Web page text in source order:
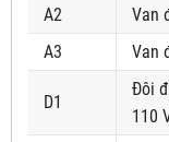
A2
Van
A3
Van
D1
Đôi
110